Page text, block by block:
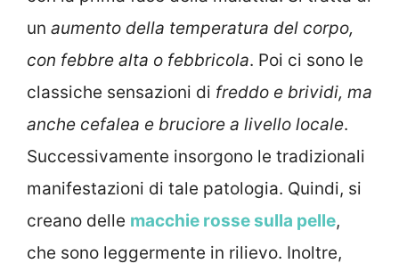
un aumento della temperatura del corpo,
con febbre alta o febbricola. Poi ci sono le
classiche sensazioni di freddo e brividi, ma
anche cefalea e bruciore a livello locale.
Successivamente insorgono le tradizionali
manifestazioni di tale patologia. Quindi, si
creano delle macchie rosse sulla pelle,
che sono leggermente in rilievo. Inoltre,